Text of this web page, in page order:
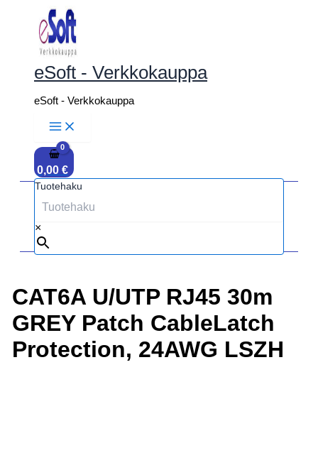
sisältöön
eSoft - Verkkokauppa
eSoft - Verkkokauppa
0,00 €
Tuotehaku
×
CAT6A U/UTP RJ45 30m
GREY Patch CableLatch
Protection, 24AWG LSZH